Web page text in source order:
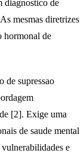
diagnostico de
mesmas diretrizes
hormonal de
de supressao
[2]. Exige uma
de saude mental
e